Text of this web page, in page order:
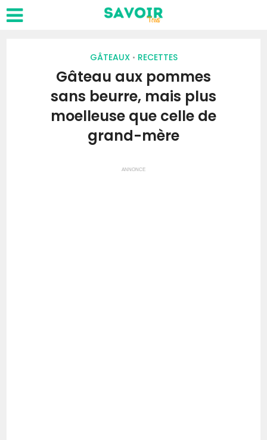
GÂTEAUX • RECETTES
Gâteau aux pommes
sans beurre, mais plus
moelleuse que celle de
grand-mère
ANNONCE